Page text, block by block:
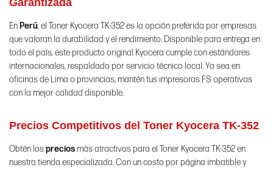
Garantizada
En Perú, el Toner Kyocera TK-352 es la opción preferida por empresas
que valoran la durabilidad y el rendimiento. Disponible para entrega en
todo el país, este producto original Kyocera cumple con estándares
internacionales, respaldado por servicio técnico local. Ya sea en
oficinas de Lima o provincias, mantén tus impresoras FS operativas
con la mejor calidad disponible.
Precios Competitivos del Toner Kyocera TK-352
Obtén losprecios más atractivos para el Toner Kyocera TK-352 en
nuestra tienda especializada. Con un costo por página imbatible y